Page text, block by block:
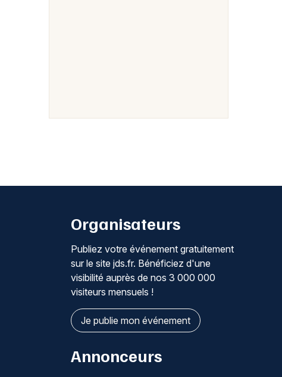
Organisateurs
Publiez votre événement gratuitement
sur le site jds.fr. Bénéficiez d'une
visibilité auprès de nos 3 000 000
visiteurs mensuels !
Je publie mon événement
Annonceurs